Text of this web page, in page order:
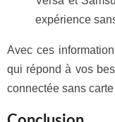
expérience
Avec ces
qui répond à vos
connectée sans carte